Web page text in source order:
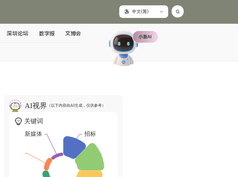
中文(简)
深圳论坛 数字报 文博会 小新AI
AI视界 （以下内容由AI生成，仅供参考）
关键词